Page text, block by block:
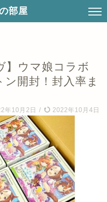
部屋
】ウマ娘コラボ
開封！封入率ま
年10月2日 / 2022年10月4日